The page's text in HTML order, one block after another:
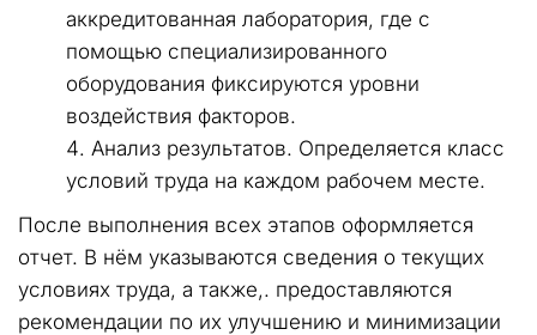
аккредитованная лаборатория, где с
помощью специализированного
оборудования фиксируются уровни
воздействия факторов.
Анализ результатов. Определяется класс
условий труда на каждом рабочем месте.
После выполнения всех этапов оформляется
отчет. В нём указываются сведения о текущих
условиях труда, а также,. предоставляются
рекомендации по их улучшению и минимизации